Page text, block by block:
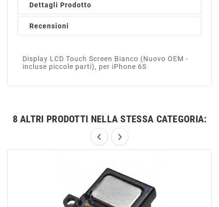
Dettagli Prodotto
Recensioni
Display LCD Touch Screen Bianco (Nuovo OEM -
incluse piccole parti), per iPhone 6S
8 ALTRI PRODOTTI NELLA STESSA CATEGORIA: